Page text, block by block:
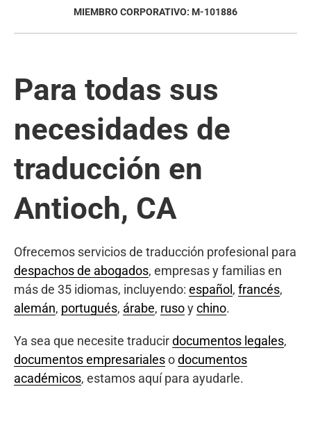
MIEMBRO CORPORATIVO: M-101886
Para todas sus
necesidades de
traducción en
Antioch, CA
Ofrecemos servicios de traducción profesional para
despachos de abogados, empresas y familias en
más de 35 idiomas, incluyendo: español , francés,
alemán, portugués, árabe, rusoychino.
Ya sea que necesite traducirdocumentos legales,
documentos empresarialesodocumentos
académicos, estamos aquí para ayudarle.